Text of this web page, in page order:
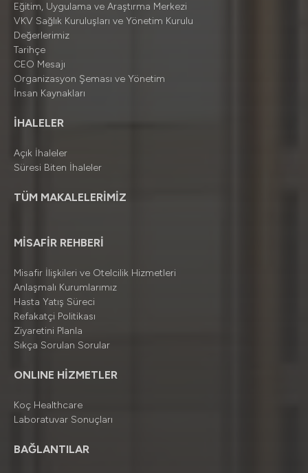
Eğitim, Uygulama ve Araştırma Merkezi
VKV Sağlık Kuruluşları ve Yönetim Kurulu
Değerlerimiz
Tarihçe
CEO Mesajı
Organizasyon Şeması ve Yönetim
İnsan Kaynakları
İHALELER
Açık İhaleler
Süresi Biten İhaleler
TÜM MAKALELERİMİZ
MİSAFİR REHBERİ
Misafir İlişkileri ve Otelcilik Hizmetleri
Anlaşmalı Kurumlarımız
Hasta Yatış Süreci
Refakatçi Politikası
Ziyaretini Planla
Sıkça Sorulan Sorular
ONLINE HİZMETLER
Koç Healthcare
Laboratuvar Sonuçları
BAĞLANTILAR